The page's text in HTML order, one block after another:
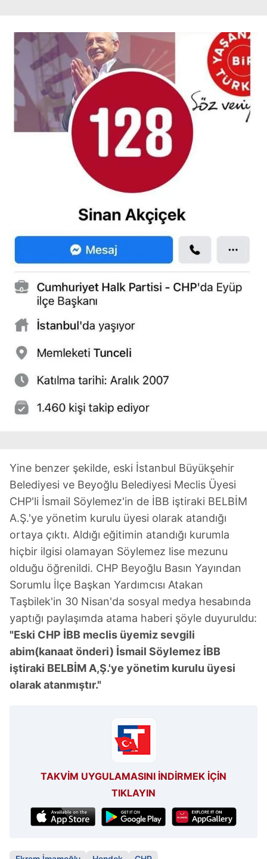
Yine benzer şekilde, eski İstanbul Büyükşehir
Belediyesi ve Beyoğlu Belediyesi Meclis Üyesi
CHP'li İsmail Söylemez'in de İBB iştiraki BELBİM
A.Ş.'ye yönetim kurulu üyesi olarak atandığı
ortaya çıktı. Aldığı eğitimin atandığı kurumla
hiçbir ilgisi olamayan Söylemez lise mezunu
olduğu öğrenildi. CHP Beyoğlu Basın Yayından
Sorumlu İlçe Başkan Yardımcısı Atakan
Taşbilek'in 30 Nisan'da sosyal medya hesabında
yaptığı paylaşımda atama haberi şöyle duyuruldu:
"Eski CHP İBB meclis üyemiz sevgili
abim(kanaat önderi) İsmail Söylemez İBB
iştiraki BELBİM A,Ş.'ye yönetim kurulu üyesi
olarak atanmıştır."
TAKVİM UYGULAMASINI İNDİRMEK İÇİN
TIKLAYIN